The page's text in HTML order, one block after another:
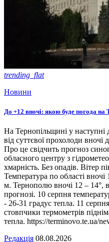
trending_flat
Новини
До +12 вночі: якою буде погода на
На Тернопільщині у наступні
від суттєвої прохолоди вночі
Про це свідчить прогноз
обласного центру з
хмарність. Без опадів. Вітер
Температура по області
м. Тернополю вночі 12 – 14°,
прогнозі. 10 серпня
- 26-31 градус тепла. 11
стовпчики термометрів
тепла. https://terminovo.te.ua/
Редакція 08.08.2026